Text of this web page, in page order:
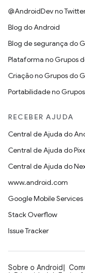
@AndroidDev no
Blog do Android
Blog de segurança do
Plataforma no Grupos
Criação no Grupos do
Portabilidade no
RECEBER AJUDA
Central de Ajuda do
Central de Ajuda do
Central de Ajuda do
www.android.com
Google Mobile Services
Stack Overflow
Issue Tracker
Sobre o Android